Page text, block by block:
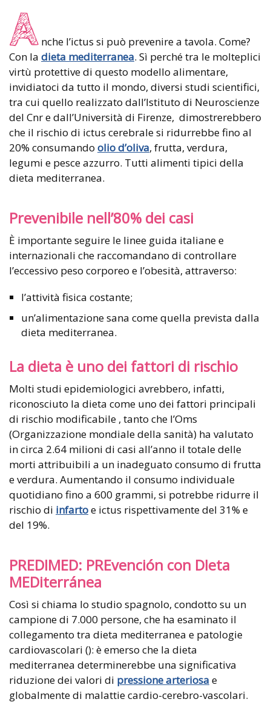
A nche l’ictus si può prevenire a tavola. Come?
Con la dieta mediterranea. Sì perché tra le molteplici
virtù protettive di questo modello alimentare,
invidiatoci da tutto il mondo, diversi studi scientifici,
tra cui quello realizzato dall’Istituto di Neuroscienze
del Cnr e dall’Università di Firenze, dimostrerebbero
che il rischio di ictus cerebrale si ridurrebbe fino al
20% consumando olio d’oliva, frutta, verdura,
legumi e pesce azzurro. Tutti alimenti tipici della
dieta mediterranea.
Prevenibile nell’80% dei casi
È importante seguire le linee guida italiane e
internazionali che raccomandano di controllare
l’eccessivo peso corporeo e l’obesità, attraverso:
l’attività fisica costante;
un’alimentazione sana come quella prevista dalla
dieta mediterranea.
La dieta è uno dei fattori di rischio
Molti studi epidemiologici avrebbero, infatti,
riconosciuto la dieta come uno dei fattori principali
di rischio modificabile , tanto che l’Oms
(Organizzazione mondiale della sanità) ha valutato
in circa 2.64 milioni di casi all’anno il totale delle
morti attribuibili a un inadeguato consumo di frutta
e verdura. Aumentando il consumo individuale
quotidiano fino a 600 grammi, si potrebbe ridurre il
rischio di infartoe ictus rispettivamente del 31% e
del 19%.
PREDIMED: PREvención con DIeta
MEDiterránea
Così si chiama lo studio spagnolo, condotto su un
campione di 7.000 persone, che ha esaminato il
collegamento tra dieta mediterranea e patologie
cardiovascolari (): è emerso che la dieta
mediterranea determinerebbe una significativa
riduzione dei valori di pressione arteriosa e
globalmente di malattie cardio-cerebro-vascolari.